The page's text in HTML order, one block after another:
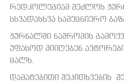
რედკოლეგიამ შეძლოს
სხვადასხვა სამეცნიერო
ჟურნალში ნაშრომის
უფასოდ მიიღებენ
ცალს.
დამატებითი შეკითხვების